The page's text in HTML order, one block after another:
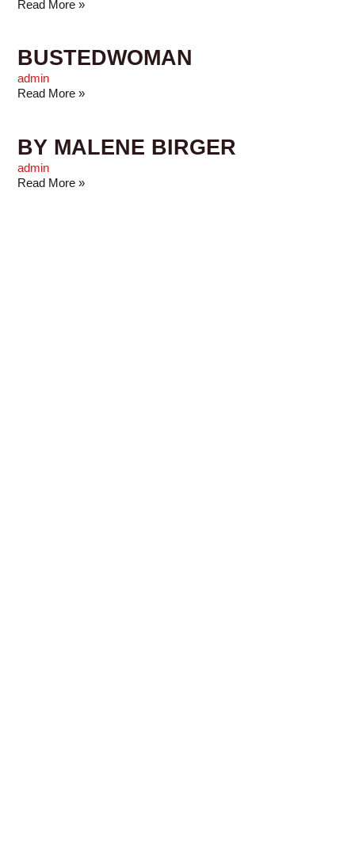
Read More »
BUSTEDWOMAN
admin
Read More »
BY MALENE BIRGER
admin
Read More »